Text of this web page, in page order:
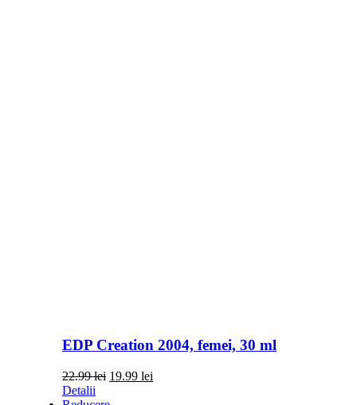
EDP Creation 2004, femei, 30 ml
22.99lei Prețul
19.99 leiPrețul
Detalii